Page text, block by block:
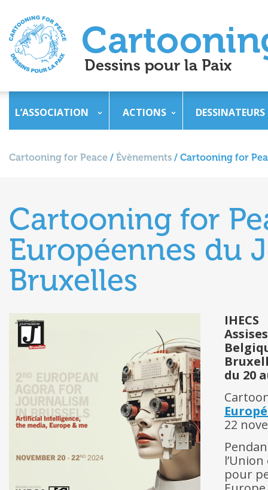
L’ASSOCIATION ACTIONS DESSINATEURS
Cartooning for Peace / Évènements / Cartooning for
Cartooning for
Européennes du
Bruxelles
IHECS
du 20
22
pour